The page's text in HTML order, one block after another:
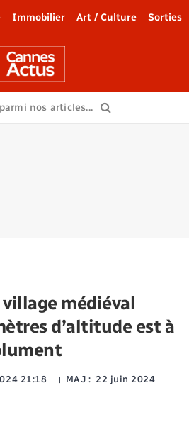
Immobilier Art / Culture Sorties
village médiéval
d’altitude est à
21:18 MAJ : 22 juin 2024